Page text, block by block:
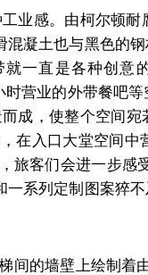
业感。由柯尔顿
凝土也与黑色的
一直是各种创意
营业的外带餐吧
成，使整个空间
在入口大堂空间
旅客们会进一步
系列定制图案猝
间的墙壁上绘制着